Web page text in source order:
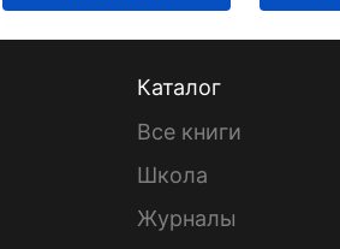
Каталог
Все книги
Школа
Журналы